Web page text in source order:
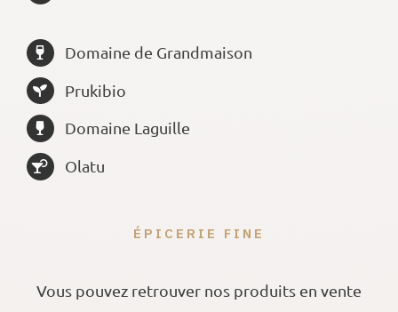
Domaine de Grandmaison
Prukibio
Domaine Laguille
Olatu
ÉPICERIE FINE
Vous pouvez retrouver nos produits en vente